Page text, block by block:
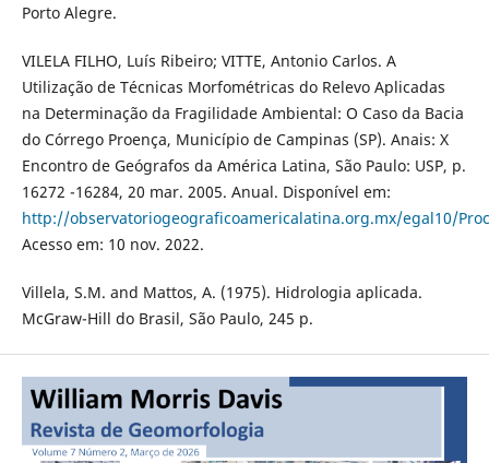
Porto Alegre.
VILELA FILHO, Luís Ribeiro; VITTE, Antonio Carlos. A
Utilização de Técnicas Morfométricas do Relevo Aplicadas
na Determinação da Fragilidade Ambiental: O Caso da Bacia
do Córrego Proença, Município de Campinas (SP). Anais: X
Encontro de Geógrafos da América Latina, São Paulo: USP, p.
16272 -16284, 20 mar. 2005. Anual. Disponível em:
http://observatoriogeograficoamericalatina.org.mx/egal10/
Acesso em: 10 nov. 2022.
Villela, S.M. and Mattos, A. (1975). Hidrologia aplicada.
McGraw-Hill do Brasil, São Paulo, 245 p.